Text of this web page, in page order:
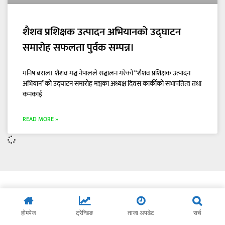
शैशव प्रशिक्षक उत्पादन अभियानको उद्घाटन
समारोह सफलता पुर्वक सम्पन्न।
मनिष बराल। शैशव मञ्च नेपालले सञ्चालन गरेको “शैशव प्रशिक्षक उत्पादन
अभियान”को उद्घाटन समारोह मञ्चका अध्यक्ष दिवस कार्कीको सभापतित्व तथा
कनकाई
READ MORE »
होमपेज ट्रेन्डिङ ताजा अपडेट सर्च